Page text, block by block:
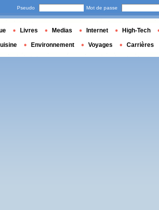
Pseudo Mot de passe
Livres Medias Internet High-Tech
Environnement Voyages Carrières